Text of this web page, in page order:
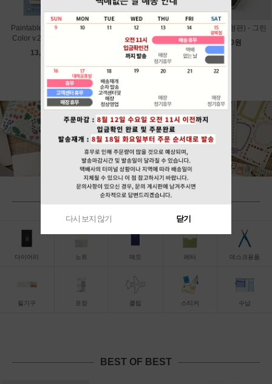
Paintable Stamp Soft
Color v.2 - Calendar
13,800원
Paintable Stamp Soft
Color v.2 - Bread
13,800원
그레인 (B6변형판) - 그린
18,000원
BY CATEGORY
다이어리 노트 메모 레터 데스크용품
필기구 포장 클립 스티커 수납
BEST OF BEST
다시 보지 않기 닫기